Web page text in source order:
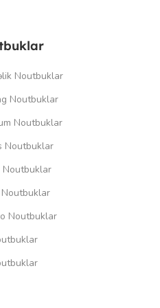
Noutbuklar
Noutbuklar
Noutbuklar
Noutbuklar
Noutbuklar
Noutbuklar
Noutbuklar